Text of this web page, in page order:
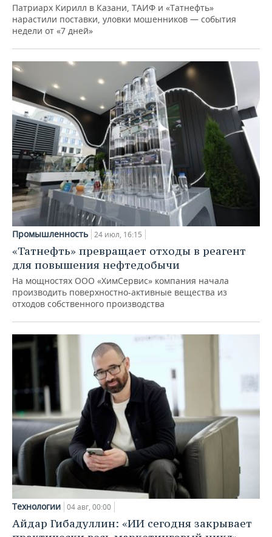
Патриарх Кирилл в Казани, ТАИФ и «Татнефть»
нарастили поставки, уловки мошенников — события
недели от «7 дней»
Промышленность 24 июл, 16:15
«Татнефть» превращает отходы в реагент
для повышения нефтедобычи
На мощностях ООО «ХимСервис» компания начала
производить поверхностно-активные вещества из
отходов собственного производства
Технологии 04 авг, 00:00
Айдар Гибадуллин: «ИИ сегодня закрывает